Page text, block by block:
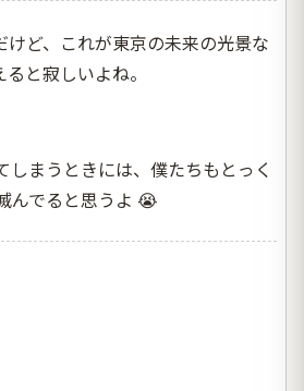
けど、これが東京の未来の光景な
と寂しいよね。
しまうときには、僕たちもとっく
んでると思うよ 😭